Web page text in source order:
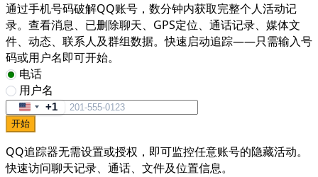
通过手机号码破解QQ账号，数分钟内获取完整个人活动记
录。查看消息、已删除聊天、GPS定位、通话记录、媒体文
件、动态、联系人及群组数据。快速启动追踪——只需输入号
码或用户名即可开始。
电话
用户名
United
States
+1
开始
QQ追踪器无需设置或授权，即可监控任意账号的隐藏活动。
快速访问聊天记录、通话、文件及位置信息。